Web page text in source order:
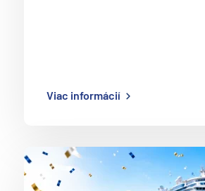
Viac informácií